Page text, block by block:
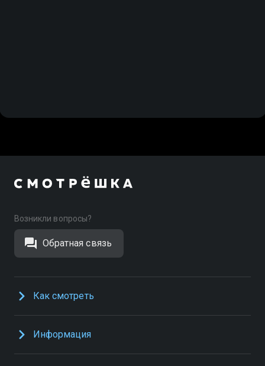
Возникли вопросы?
Обратная связь
Как смотреть
Информация